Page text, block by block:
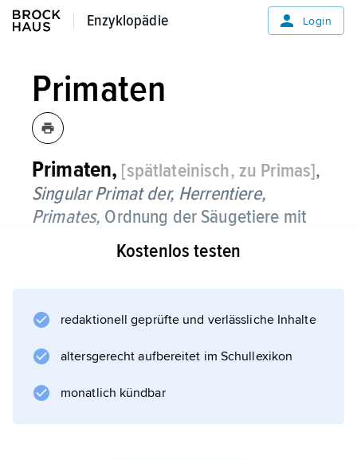
Enzyklopädie
Enzyklopädie Login
Primaten
Primaten, [spätlateinisch, zu Primas],
SingularPrimat der, Herrentiere,
Primates, Ordnung der Säugetiere mit
über 400 Arten.
zu denen im zoologischen System auch der
Systematik
Feuchtnasenaffen
und
Kostenlos testen
redaktionell geprüfte und verlässliche Inhalte
altersgerecht aufbereitet im Schullexikon
monatlich kündbar